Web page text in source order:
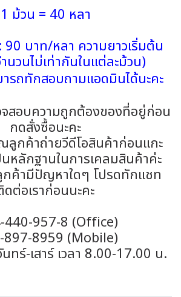
1 ม้วน = 40 หลา
บาท/หลา ความยาวเริ่มต้น
นวนไม่เท่ากันในแต่ละม้วน)
รถทักสอบถามแอดมินได้นะคะ
สอบความถูกต้องของที่อยู่ก่อน
กดสั่งซื้อนะคะ
กค้าถ่ายวีดีโอสินค้าก่อนแกะ
หลักฐานในการเคลมสินค้าค่ะ
ค้ามีปัญหาใดๆ โปรดทักแชท
ดต่อเราก่อนนะคะ
440-957-8 (Office)
897-8959 (Mobile)
ทร์-เสาร์ เวลา 8.00-17.00 น.